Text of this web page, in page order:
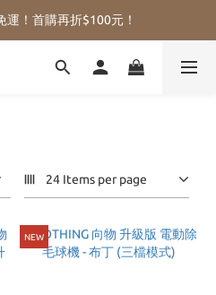
運！首購再折$100元！
24 Items per page
NEW